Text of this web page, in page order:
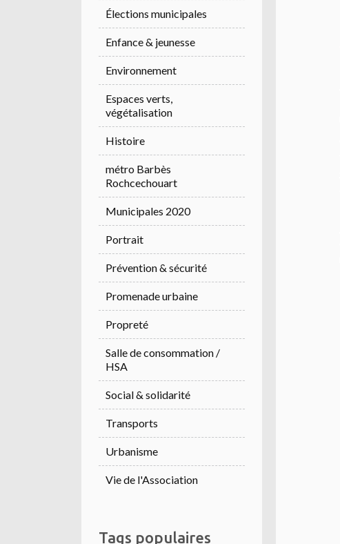
Élections municipales
Enfance & jeunesse
Environnement
Espaces verts,
végétalisation
Histoire
métro Barbès
Rochcechouart
Municipales 2020
Portrait
Prévention & sécurité
Promenade urbaine
Propreté
Salle de consommation /
HSA
Social & solidarité
Transports
Urbanisme
Vie de l'Association
Tags populaires